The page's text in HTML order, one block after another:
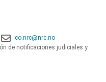
co.nrc@nrc.no
de notificaciones judiciales y